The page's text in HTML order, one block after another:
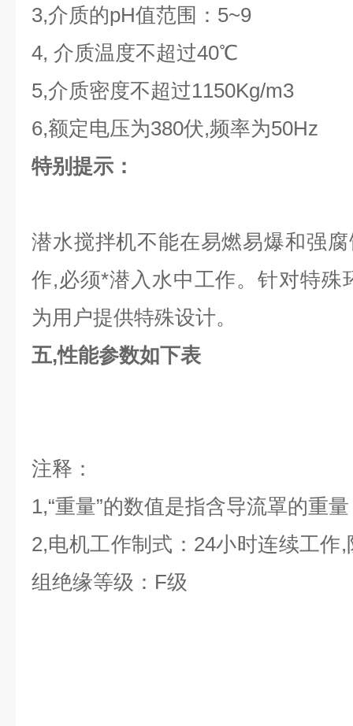
3,介质的pH值范围：5~9
4, 介质温度不超过40℃
5,介质密度不超过1150Kg/m3
6,额定电压为380伏,频率为50Hz
特别提示：
潜水搅拌机不能在易燃易爆和强
作,必须*潜入水中工作。针对特殊
为用户提供特殊设计。
五,性能参数如下表
注释：
1,“重量”的数值是指含导流罩的重
2,电机工作制式：24小时连续工作
组绝缘等级：F级